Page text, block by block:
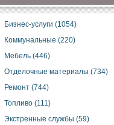
Бизнес-услуги (1054)
Коммунальные (220)
Мебель (446)
Отделочные материалы (734)
Ремонт (744)
Топливо (111)
Экстренные службы (59)